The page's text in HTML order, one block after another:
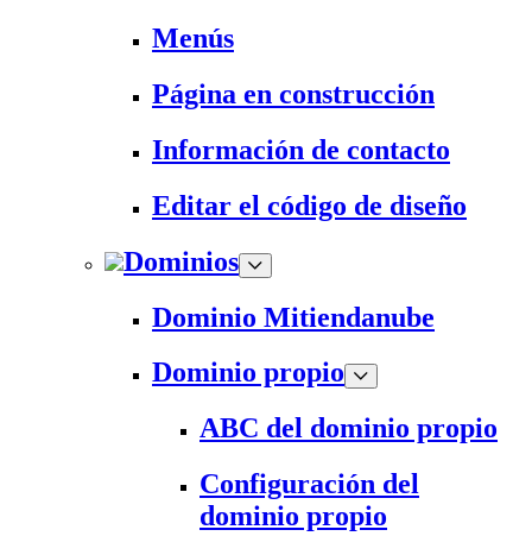
Menús
Página en construcción
Información de contacto
Editar el código de diseño
Dominios
Dominio Mitiendanube
Dominio propio
ABC del dominio propio
Configuración del
dominio propio